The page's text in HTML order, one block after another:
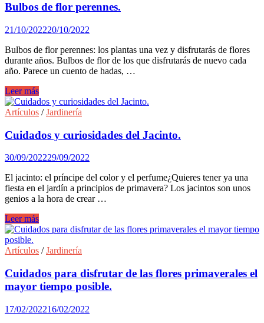
agradable
en
invierno?
Bulbos de flor perennes.
21/10/202220/10/2022
Bulbos de flor perennes: los plantas una vez y disfrutarás de flores
durante años. Bulbos de flor de los que disfrutarás de nuevo cada
año. Parece un cuento de hadas, …
Bulbos
de
flor
Leer más
Artículos /Jardinería
Cuidados y curiosidades del Jacinto.
30/09/202229/09/2022
El jacinto: el príncipe del color y el perfume¿Quieres tener ya una
fiesta en el jardín a principios de primavera? Los jacintos son unos
genios a la hora de crear …
Cuidados
y
curiosidades
del
Leer más
Artículos /Jardinería
Cuidados para disfrutar de las flores primaverales el
mayor tiempo posible.
17/02/202216/02/2022